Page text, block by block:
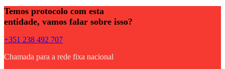
Temos protocolo com esta
entidade, vamos falar sobre isso?
+351 238 492 707
Chamada para a rede fixa nacional